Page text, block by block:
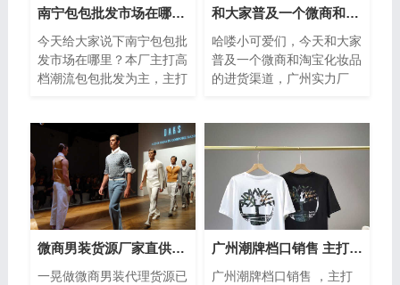
南宁包包批发市场在哪里？热销爆款的包包货源
今天给大家说下南宁包包批
发市场在哪里？本厂主打高
档潮流包包批发为主，主打
源稳定，支...
和大家普及一个微商和淘宝化妆品的进货渠道
哈喽小可爱们，今天和大家
普及一个微商和淘宝化妆品
的进货渠道，广州实力厂
微商男装货源厂家直供-专业团队带你创业
一晃做微商男装代理货源已
广州潮牌档口销售 主打高端货 批发 零售一件代发
广州潮牌档口销售 ，主打